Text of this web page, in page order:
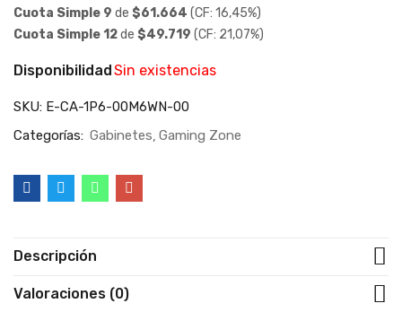
Cuota Simple 9 de $61.664 (CF: 16,45%)
Cuota Simple 12de $49.719 (CF: 21,07%)
DisponibilidadSin existencias
SKU: E-CA-1P6-00M6WN-00
Categorías: Gabinetes Gaming Zone
Descripción
Valoraciones (0)